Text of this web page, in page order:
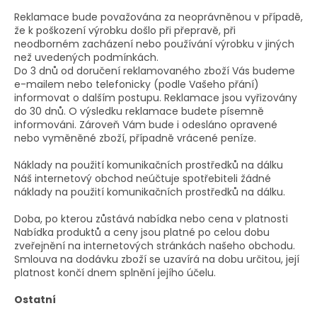
Reklamace bude považována za neoprávněnou v případě,
že k poškození výrobku došlo při přepravě, při
neodborném zacházení nebo používání výrobku v jiných
než uvedených podmínkách.
Do 3 dnů od doručení reklamovaného zboží Vás budeme
e-mailem nebo telefonicky (podle Vašeho přání)
informovat o dalším postupu. Reklamace jsou vyřizovány
do 30 dnů. O výsledku reklamace budete písemně
informováni. Zároveň Vám bude i odesláno opravené
nebo vyměněné zboží, případně vrácené peníze.
Náklady na použití komunikačních prostředků na dálku
Náš internetový obchod neúčtuje spotřebiteli žádné
náklady na použití komunikačních prostředků na dálku.
Doba, po kterou zůstává nabídka nebo cena v platnosti
Nabídka produktů a ceny jsou platné po celou dobu
zveřejnění na internetových stránkách našeho obchodu.
Smlouva na dodávku zboží se uzavírá na dobu určitou, její
platnost končí dnem splnění jejího účelu.
Ostatní